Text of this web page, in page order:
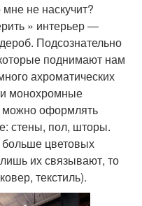
Цвета в разных стилях
Цветы в спальне
Спальня в черных тонах
не наскучит?
» интерьер ―
Подсознательно
поднимают нам
ахроматических
монохромные
оформлять
стены, пол, шторы.
цветовых
их связывают, то
текстиль).